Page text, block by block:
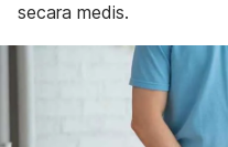
secara medis.